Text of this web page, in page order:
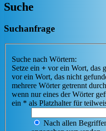
Suche
Suchanfrage
Suche nach Wörtern:
Setze ein + vor ein Wort, das
vor ein Wort, das nicht
mehrere Wörter getrennt durch
wenn nur eines der Wörter
ein * als Platzhalter für
Nach allen